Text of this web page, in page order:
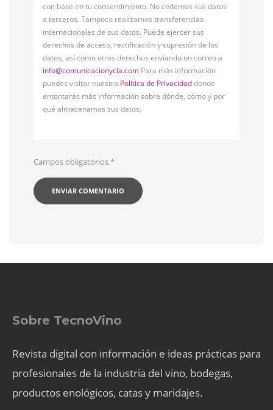
con base en tu consentimiento. No cedemos sus datos
a terceros. Tampoco realizamos transferencias
internacionales de sus datos. Puede ejercer sus
derechos de acceso, rectificación y supresión de los
datos, así como otros derechos enviando un correo a
info@comunicacionycia.com Para más información
puedes visitar nuestra Política de Privacidaddonde
entontarás más información sobre dónde, cómo y por
qué almacenamos sus datos.
Campos obligatorios*
Sobre TecnoVino
Revista digital con información e ideas prácticas para
profesionales de la industria del vino, bodegas,
productos enológicos, catas y maridajes.